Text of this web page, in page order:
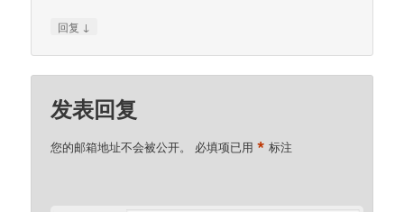
回复 ↓
发表回复
您的邮箱地址不会被公开。 必填项已用* 标注